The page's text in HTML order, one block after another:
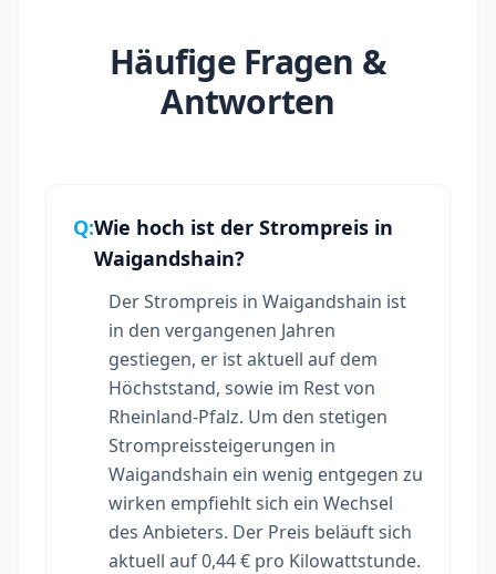
Häufige Fragen &
Antworten
Q:Wie hoch ist der Strompreis in
Waigandshain?
Der Strompreis in Waigandshain ist
in den vergangenen Jahren
gestiegen, er ist aktuell auf dem
Höchststand, sowie im Rest von
Rheinland-Pfalz. Um den stetigen
Strompreissteigerungen in
Waigandshain ein wenig entgegen zu
wirken empfiehlt sich ein Wechsel
des Anbieters. Der Preis beläuft sich
aktuell auf 0,44 € pro Kilowattstunde.